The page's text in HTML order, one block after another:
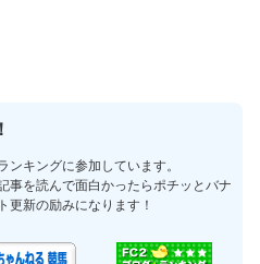
キングに参加しています。
事を読んで面白かったらポチッとバナ
更新の励みになります！